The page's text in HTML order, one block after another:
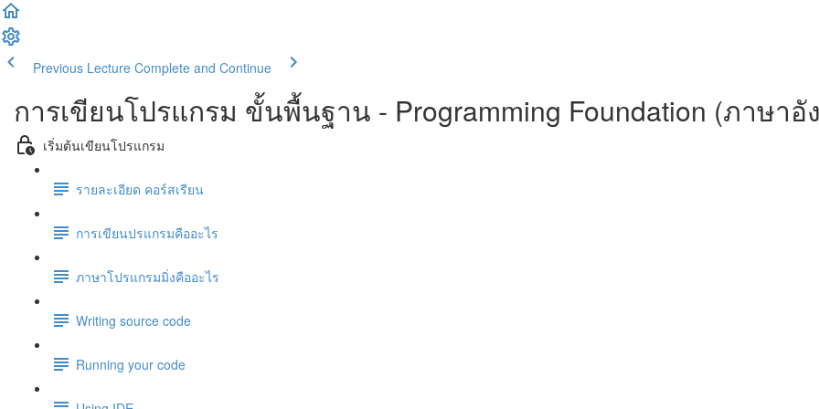
Previous Lecture Complete and Continue
การเขียนโปรแกรม ขั้นพื้นฐาน - Programming Foundation (ภาษาอั
เริ่มต้นเขียนโปรแกรม
รายละเอียด คอร์สเรียน
การเขียนปรแกรมคืออะไร
ภาษาโปรแกรมมิ่งคืออะไร
Writing source code
Running your code